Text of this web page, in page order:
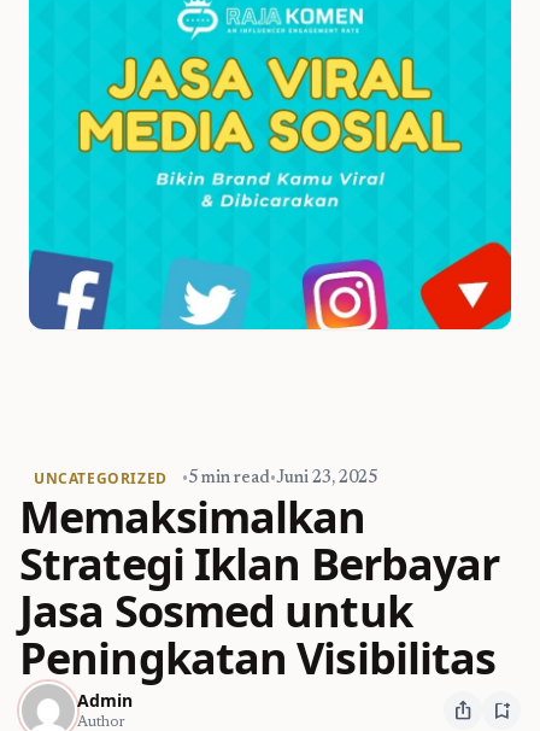
UNCATEGORIZED •5 min read•Juni 23, 2025
Memaksimalkan
Strategi Iklan Berbayar
Jasa Sosmed untuk
Peningkatan Visibilitas
Admin
Author ios_share bookmark_add